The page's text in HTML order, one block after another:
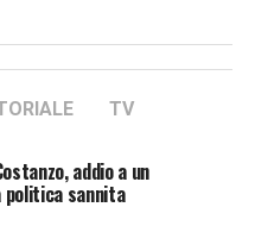
TV
addio a un
sannita